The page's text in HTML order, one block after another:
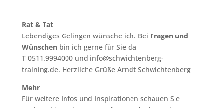
Rat & Tat
Lebendiges Gelingen wünsche ich. Bei Fragen und
Wünschenbin ich gerne für Sie da
T 0511.9994000 und info@schwichtenberg-
training.de. Herzliche Grüße Arndt Schwichtenberg
Mehr
Für weitere Infos und Inspirationen schauen Sie